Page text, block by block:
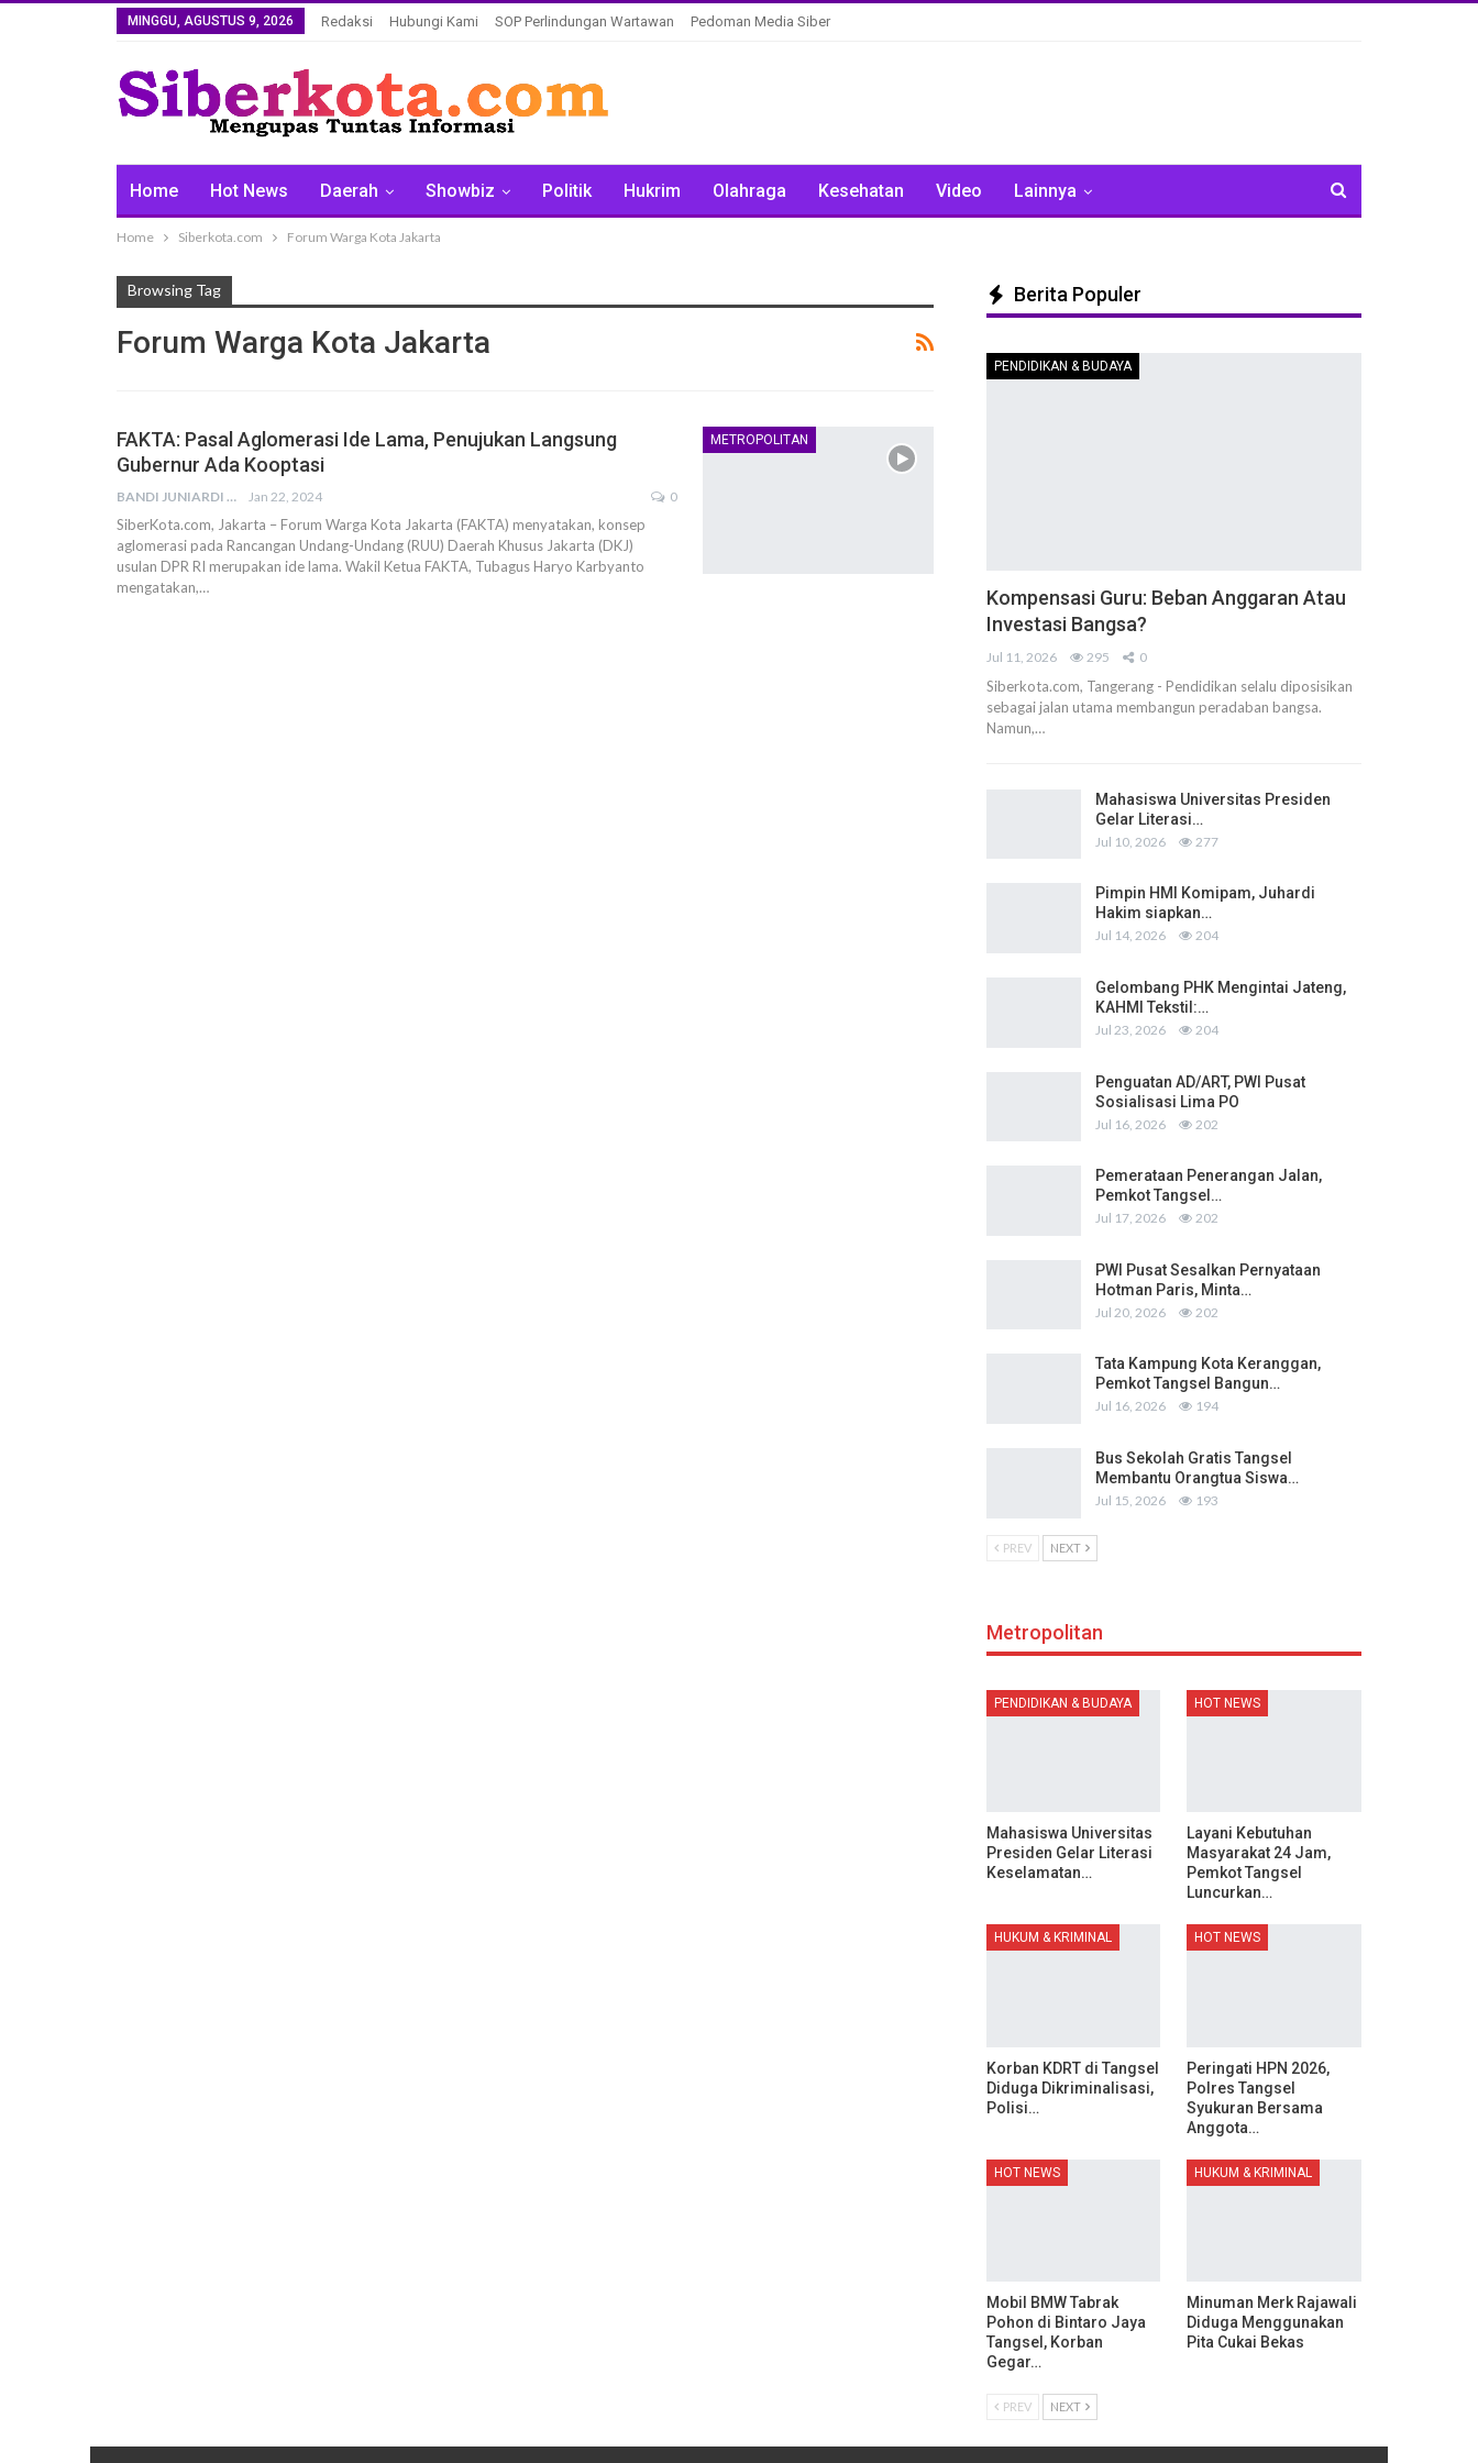
MINGGU, AGUSTUS 9, 2026 Redaksi Hubungi Kami SOP Perlindungan Wartawan Pedoman Media Siber
Home Hot News Daerah Showbiz Politik Hukrim Olahraga Kesehatan Video Lainnya
Home Siberkota.com Forum Warga Kota Jakarta
Browsing Tag
Forum Warga Kota Jakarta
METROPOLITAN
FAKTA: Pasal Aglomerasi Ide Lama, Penujukan Langsung
Gubernur Ada Kooptasi
BANDI JUNIARDI Jan 22, 2024 0
SiberKota.com, Jakarta – Forum Warga Kota Jakarta (FAKTA) menyatakan, konsep
aglomerasi pada Rancangan Undang-Undang (RUU) Daerah Khusus Jakarta (DKJ)
usulan DPR RI merupakan ide lama. Wakil Ketua FAKTA, Tubagus Haryo Karbyanto
mengatakan,…
Berita Populer
PENDIDIKAN & BUDAYA
Kompensasi Guru: Beban Anggaran Atau
Investasi Bangsa?
Jul 11, 2026 295 0
Siberkota.com, Tangerang - Pendidikan selalu diposisikan
sebagai jalan utama membangun peradaban bangsa.
Namun,…
Mahasiswa Universitas Presiden
Gelar Literasi…
Jul 10, 2026 277
Pimpin HMI Komipam, Juhardi
Hakim siapkan…
Jul 14, 2026 204
Gelombang PHK Mengintai Jateng,
KAHMI Tekstil:…
Jul 23, 2026 204
Penguatan AD/ART, PWI Pusat
Sosialisasi Lima PO
Jul 16, 2026 202
Pemerataan Penerangan Jalan,
Pemkot Tangsel…
Jul 17, 2026 202
PWI Pusat Sesalkan Pernyataan
Hotman Paris, Minta…
Jul 20, 2026 202
Tata Kampung Kota Keranggan,
Pemkot Tangsel Bangun…
Jul 16, 2026 194
Bus Sekolah Gratis Tangsel
Membantu Orangtua Siswa…
Jul 15, 2026 193
PREV NEXT
Metropolitan
PENDIDIKAN & BUDAYA
Mahasiswa Universitas
Presiden Gelar Literasi
Keselamatan…
HOT NEWS
Layani Kebutuhan
Masyarakat 24 Jam,
Pemkot Tangsel
Luncurkan…
HUKUM & KRIMINAL
Korban KDRT di Tangsel
Diduga Dikriminalisasi,
Polisi…
HOT NEWS
Peringati HPN 2026,
Polres Tangsel
Syukuran Bersama
Anggota…
HOT NEWS
Mobil BMW Tabrak
Pohon di Bintaro Jaya
Tangsel, Korban
Gegar…
HUKUM & KRIMINAL
Minuman Merk Rajawali
Diduga Menggunakan
Pita Cukai Bekas
PREV NEXT